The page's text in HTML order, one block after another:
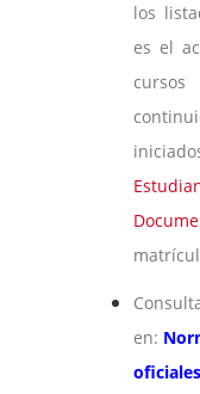
los
es el
en: